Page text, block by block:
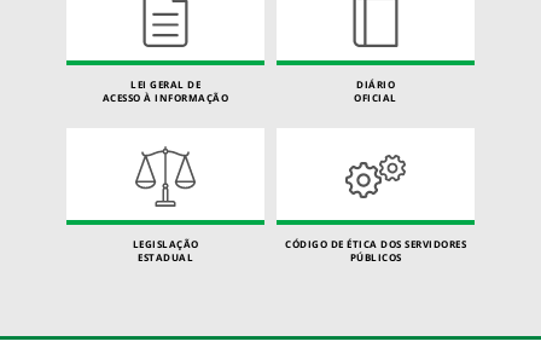
LEI GERAL DE
ACESSO À INFORMAÇÃO
DIÁRIO
OFICIAL
LEGISLAÇÃO
ESTADUAL
CÓDIGO DE ÉTICA DOS SERVIDORES
PÚBLICOS